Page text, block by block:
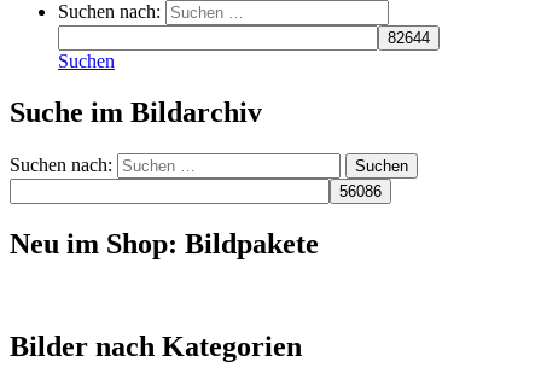
Suchen nach:
Suchen
Suche im Bildarchiv
Suchen nach:
Neu im Shop: Bildpakete
Bilder nach Kategorien